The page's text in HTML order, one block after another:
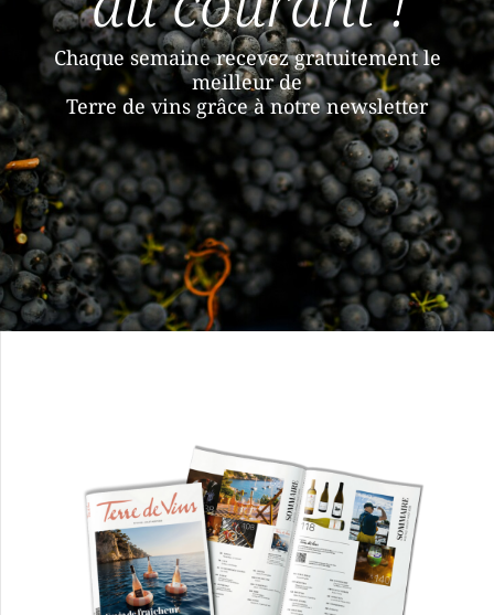
Chaque semaine recevez gratuitement le
meilleur de
Terre de vins grâce à notre newsletter